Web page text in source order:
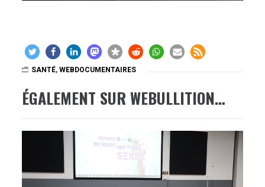
SANTÉ,WEBDOCUMENTAIRES
ÉGALEMENT SUR WEBULLITION…